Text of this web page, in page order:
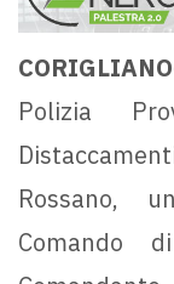
Polizia
Rossano,
Comando